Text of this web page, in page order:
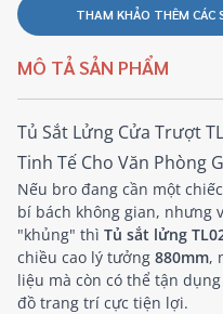
THAM KHẢO THÊM CÁC
MÔ TẢ SẢN PHẨM
Tủ Sắt Lửng Cửa Trượt
Tinh Tế Cho Văn Phòng
Nếu bro đang cần một
bí bách không gian, nhưng
"khủng" thì Tủ sắt lửng
chiều cao lý tưởng 880mm,
liệu mà còn có thể tận
đồ trang trí cực tiện lợi.